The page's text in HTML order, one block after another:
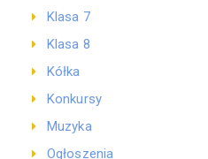
Klasa 7
Klasa 8
Kółka
Konkursy
Muzyka
Ogłoszenia